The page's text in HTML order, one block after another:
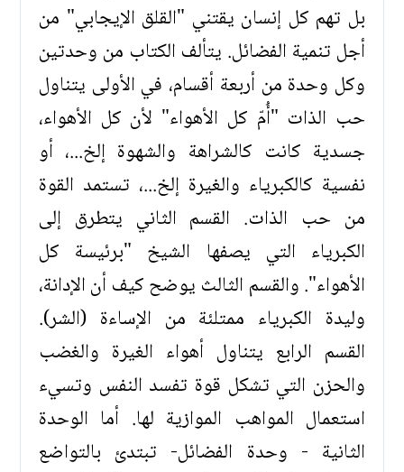
بل تهم كل إنسان يقتني "القلق الإيجابي" من
أجل تنمية الفضائل. يتألف الكتاب من وحدتين
وكل وحدة من أربعة أقسام، في الأولى يتناول
حب الذات "أُمّ كل الأهواء" لأن كل الأهواء،
جسدية كانت كالشراهة والشهوة إلخ...، أو
نفسية كالكبرياء والغيرة إلخ...، تستمد القوة
من حب الذات. القسم الثاني يتطرق إلى
الكبرياء التي يصفها الشيخ "برئيسة كل
الأهواء". والقسم الثالث يوضح كيف أن الإدانة،
وليدة الكبرياء ممتلئة من الإساءة (الشر).
القسم الرابع يتناول أهواء الغيرة والغضب
والحزن التي تشكل قوة تفسد النفس وتسيء
استعمال المواهب الموازية لها. أما الوحدة
الثانية - وحدة الفضائل- تبتدئ بالتواضع